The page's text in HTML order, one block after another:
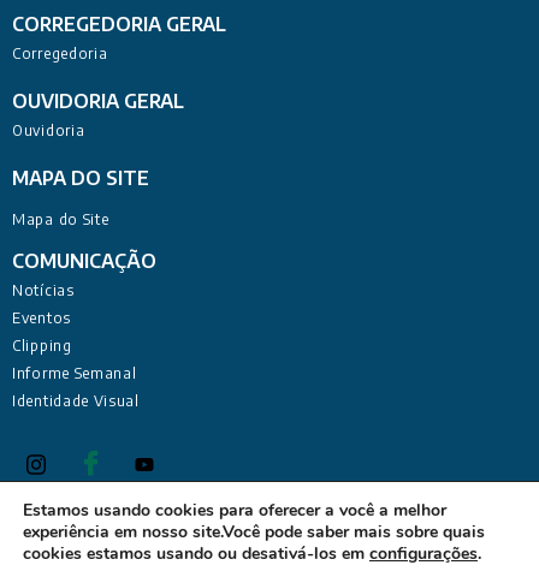
CORREGEDORIA GERAL
Corregedoria
OUVIDORIA GERAL
Ouvidoria
MAPA DO SITE
Mapa do Site
COMUNICAÇÃO
Notícias
Eventos
Clipping
Informe Semanal
Identidade Visual
Defensoria Pública do Estado da Paraíba Sede Administrativa:
Rua Deputado Barreto Sobrinho, 168 - Tambiá, João Pessoa -
Estamos usando cookies para oferecer a você a melhor
experiência em nosso site.Você pode saber mais sobre quais
cookies estamos usando ou desativá-los em configurações.